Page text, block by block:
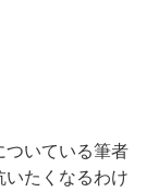
ついている筆者
いたくなるわけ